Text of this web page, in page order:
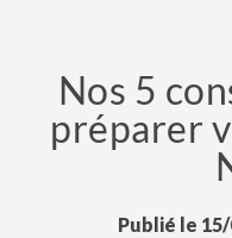
Nos 5
préparer
Publié le